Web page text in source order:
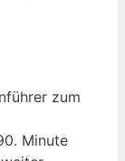
zum
Minute